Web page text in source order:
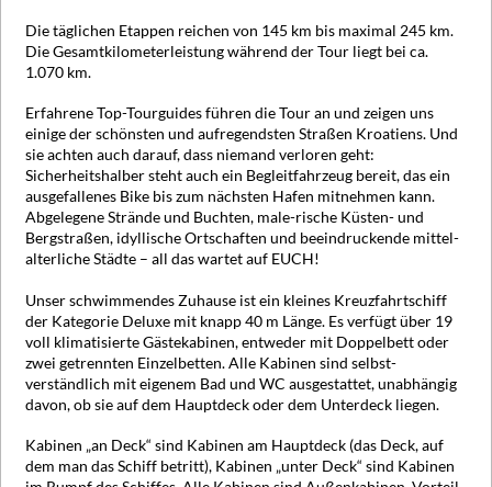
Die täglichen Etappen reichen von 145 km bis maximal 245 km.
Die Gesamtkilometerleistung während der Tour liegt bei ca.
1.070 km.
Erfahrene Top-Tourguides führen die Tour an und zeigen uns
einige der schönsten und aufregendsten Straßen Kroatiens. Und
sie achten auch darauf, dass niemand verloren geht:
Sicherheitshalber steht auch ein Begleitfahrzeug bereit, das ein
ausgefallenes Bike bis zum nächsten Hafen mitnehmen kann.
Abgelegene Strände und Buchten, male-rische Küsten- und
Bergstraßen, idyllische Ortschaften und beeindruckende mittel-
alterliche Städte – all das wartet auf EUCH!
Unser schwimmendes Zuhause ist ein kleines Kreuzfahrtschiff
der Kategorie Deluxe mit knapp 40 m Länge. Es verfügt über 19
voll klimatisierte Gästekabinen, entweder mit Doppelbett oder
zwei getrennten Einzelbetten. Alle Kabinen sind selbst-
verständlich mit eigenem Bad und WC ausgestattet, unabhängig
davon, ob sie auf dem Hauptdeck oder dem Unterdeck liegen.
Kabinen „an Deck“ sind Kabinen am Hauptdeck (das Deck, auf
dem man das Schiff betritt), Kabinen „unter Deck“ sind Kabinen